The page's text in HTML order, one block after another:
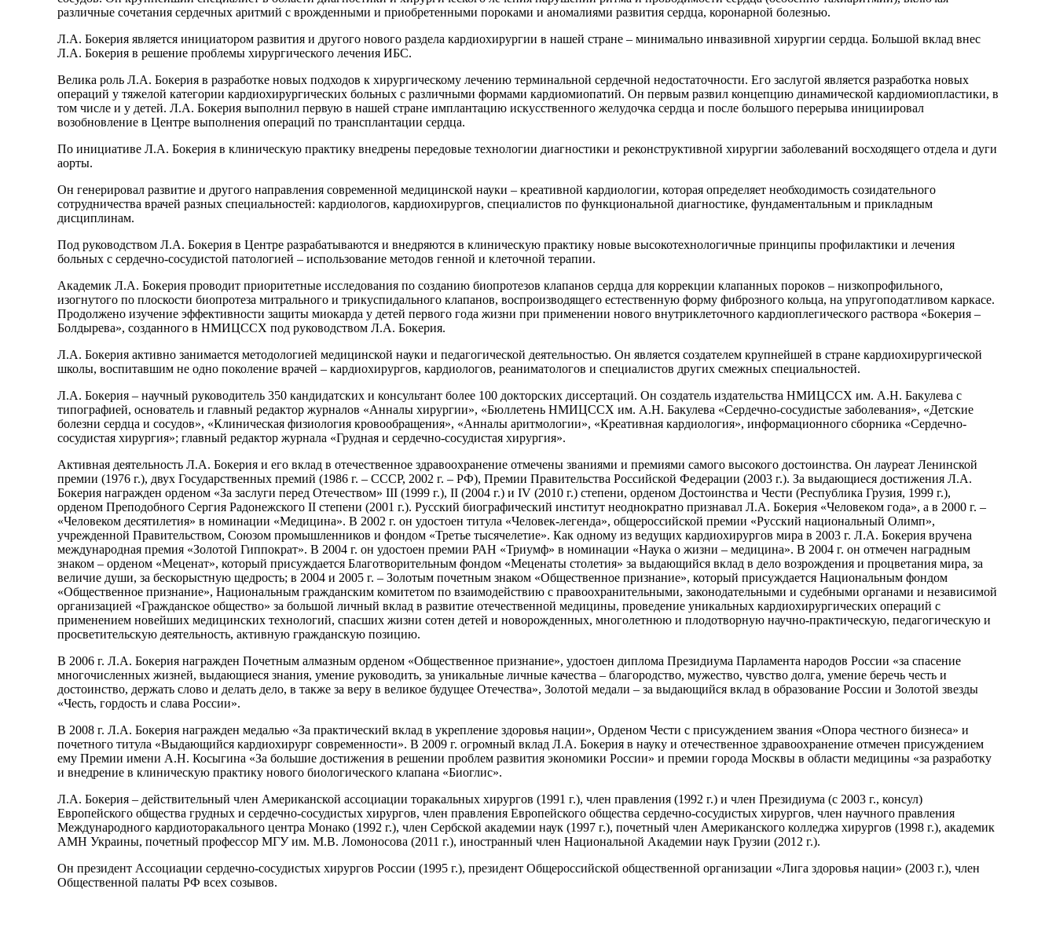
различные сочетания сердечных аритмий с врожденными и приобретенными пороками и аномалиями развития сердца, коронарной болезнью.
Л.А. Бокерия является инициатором развития и другого нового раздела кардиохирургии в нашей стране – минимально инвазивной хирургии сердца. Большой вклад внес
Л.А. Бокерия в решение проблемы хирургического лечения ИБС.
Велика роль Л.А. Бокерия в разработке новых подходов к хирургическому лечению терминальной сердечной недостаточности. Его заслугой является разработка новых
операций у тяжелой категории кардиохирургических больных с различными формами кардиомиопатий. Он первым развил концепцию динамической кардиомиопластики, в
том числе и у детей. Л.А. Бокерия выполнил первую в нашей стране имплантацию искусственного желудочка сердца и после большого перерыва инициировал
возобновление в Центре выполнения операций по трансплантации сердца.
По инициативе Л.А. Бокерия в клиническую практику внедрены передовые технологии диагностики и реконструктивной хирургии заболеваний восходящего отдела и дуги
аорты.
Он генерировал развитие и другого направления современной медицинской науки – креативной кардиологии, которая определяет необходимость созидательного
сотрудничества врачей разных специальностей: кардиологов, кардиохирургов, специалистов по функциональной диагностике, фундаментальным и прикладным
дисциплинам.
Под руководством Л.А. Бокерия в Центре разрабатываются и внедряются в клиническую практику новые высокотехнологичные принципы профилактики и лечения
больных с сердечно-сосудистой патологией – использование методов генной и клеточной терапии.
Академик Л.А. Бокерия проводит приоритетные исследования по созданию биопротезов клапанов сердца для коррекции клапанных пороков – низкопрофильного,
изогнутого по плоскости биопротеза митрального и трикуспидального клапанов, воспроизводящего естественную форму фиброзного кольца, на упругоподатливом каркасе.
Продолжено изучение эффективности защиты миокарда у детей первого года жизни при применении нового внутриклеточного кардиоплегического раствора «Бокерия –
Болдырева», созданного в НМИЦССХ под руководством Л.А. Бокерия.
Л.А. Бокерия активно занимается методологией медицинской науки и педагогической деятельностью. Он является создателем крупнейшей в стране кардиохирургической
школы, воспитавшим не одно поколение врачей – кардиохирургов, кардиологов, реаниматологов и специалистов других смежных специальностей.
Л.А. Бокерия – научный руководитель 350 кандидатских и консультант более 100 докторских диссертаций. Он создатель издательства НМИЦССХ им. А.Н. Бакулева с
типографией, основатель и главный редактор журналов «Анналы хирургии», «Бюллетень НМИЦССХ им. А.Н. Бакулева «Сердечно-сосудистые заболевания», «Детские
болезни сердца и сосудов», «Клиническая физиология кровообращения», «Анналы аритмологии», «Креативная кардиология», информационного сборника «Сердечно-
сосудистая хирургия»; главный редактор журнала «Грудная и сердечно-сосудистая хирургия».
Активная деятельность Л.А. Бокерия и его вклад в отечественное здравоохранение отмечены званиями и премиями самого высокого достоинства. Он лауреат Ленинской
премии (1976 г.), двух Государственных премий (1986 г. – СССР, 2002 г. – РФ), Премии Правительства Российской Федерации (2003 г.). За выдающиеся достижения Л.А.
Бокерия награжден орденом «За заслуги перед Отечеством» III (1999 г.), II (2004 г.) и IV (2010 г.) степени, орденом Достоинства и Чести (Республика Грузия, 1999 г.),
орденом Преподобного Сергия Радонежского II степени (2001 г.). Русский биографический институт неоднократно признавал Л.А. Бокерия «Человеком года», а в 2000 г. –
«Человеком десятилетия» в номинации «Медицина». В 2002 г. он удостоен титула «Человек-легенда», общероссийской премии «Русский национальный Олимп»,
учрежденной Правительством, Союзом промышленников и фондом «Третье тысячелетие». Как одному из ведущих кардиохирургов мира в 2003 г. Л.А. Бокерия вручена
международная премия «Золотой Гиппократ». В 2004 г. он удостоен премии РАН «Триумф» в номинации «Наука о жизни – медицина». В 2004 г. он отмечен наградным
знаком – орденом «Меценат», который присуждается Благотворительным фондом «Меценаты столетия» за выдающийся вклад в дело возрождения и процветания мира, за
величие души, за бескорыстную щедрость; в 2004 и 2005 г. – Золотым почетным знаком «Общественное признание», который присуждается Национальным фондом
«Общественное признание», Национальным гражданским комитетом по взаимодействию с правоохранительными, законодательными и судебными органами и независимой
организацией «Гражданское общество» за большой личный вклад в развитие отечественной медицины, проведение уникальных кардиохирургических операций с
применением новейших медицинских технологий, спасших жизни сотен детей и новорожденных, многолетнюю и плодотворную научно-практическую, педагогическую и
просветительскую деятельность, активную гражданскую позицию.
В 2006 г. Л.А. Бокерия награжден Почетным алмазным орденом «Общественное признание», удостоен диплома Президиума Парламента народов России «за спасение
многочисленных жизней, выдающиеся знания, умение руководить, за уникальные личные качества – благородство, мужество, чувство долга, умение беречь честь и
достоинство, держать слово и делать дело, в также за веру в великое будущее Отечества», Золотой медали – за выдающийся вклад в образование России и Золотой звезды
«Честь, гордость и слава России».
В 2008 г. Л.А. Бокерия награжден медалью «За практический вклад в укрепление здоровья нации», Орденом Чести с присуждением звания «Опора честного бизнеса» и
почетного титула «Выдающийся кардиохирург современности». В 2009 г. огромный вклад Л.А. Бокерия в науку и отечественное здравоохранение отмечен присуждением
ему Премии имени А.Н. Косыгина «За большие достижения в решении проблем развития экономики России» и премии города Москвы в области медицины «за разработку
и внедрение в клиническую практику нового биологического клапана «Биоглис».
Л.А. Бокерия – действительный член Американской ассоциации торакальных хирургов (1991 г.), член правления (1992 г.) и член Президиума (с 2003 г., консул)
Европейского общества грудных и сердечно-сосудистых хирургов, член правления Европейского общества сердечно-сосудистых хирургов, член научного правления
Международного кардиоторакального центра Монако (1992 г.), член Сербской академии наук (1997 г.), почетный член Американского колледжа хирургов (1998 г.), академик
АМН Украины, почетный профессор МГУ им. М.В. Ломоносова (2011 г.), иностранный член Национальной Академии наук Грузии (2012 г.).
Он президент Ассоциации сердечно-сосудистых хирургов России (1995 г.), президент Общероссийской общественной организации «Лига здоровья нации» (2003 г.), член
Общественной палаты РФ всех созывов.